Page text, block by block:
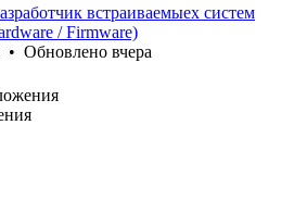
встраиваемыех систем
/ Firmware)
• Обновлено вчера